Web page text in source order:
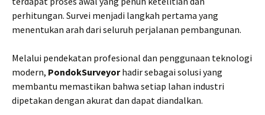
perhitungan. Survei menjadi langkah pertama yang
menentukan arah dari seluruh perjalanan pembangunan.
Melalui pendekatan profesional dan penggunaan teknologi
modern, PondokSurveyorhadir sebagai solusi yang
membantu memastikan bahwa setiap lahan industri
dipetakan dengan akurat dan dapat diandalkan.